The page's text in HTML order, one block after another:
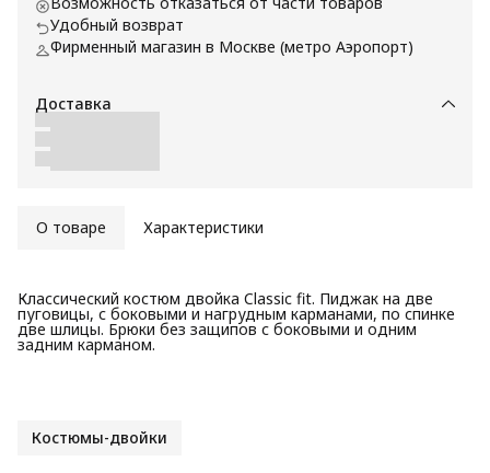
Удобный возврат
Фирменный магазин в Москве (метро Аэропорт)
Доставка
О товаре Характеристики
Классический костюм двойка Classic fit. Пиджак на две
пуговицы, с боковыми и нагрудным карманами, по спинке
две шлицы. Брюки без защипов с боковыми и одним
задним карманом.
Костюмы-двойки